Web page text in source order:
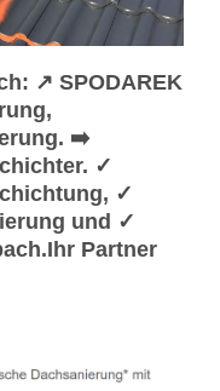
↗️ SPODAREK
➡️
✓
✓
und ✓
Partner